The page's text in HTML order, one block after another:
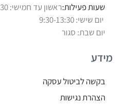
שעות פעילות:ראשון עד חמישי: 9:30-17:30
יום שישי: 9:30-13:30
יום שבת: סגור
מידע
בקשה לביטול עסקה
הצהרת נגישות